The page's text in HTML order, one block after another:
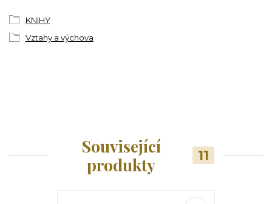
KNIHY
Vztahy a výchova
Související
produkty
11